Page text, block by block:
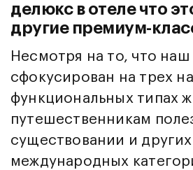
делюкс в отеле что
другие премиум-
Несмотря на то, что наш
сфокусирован на трех
функциональных типах
путешественникам
существовании и других
международных